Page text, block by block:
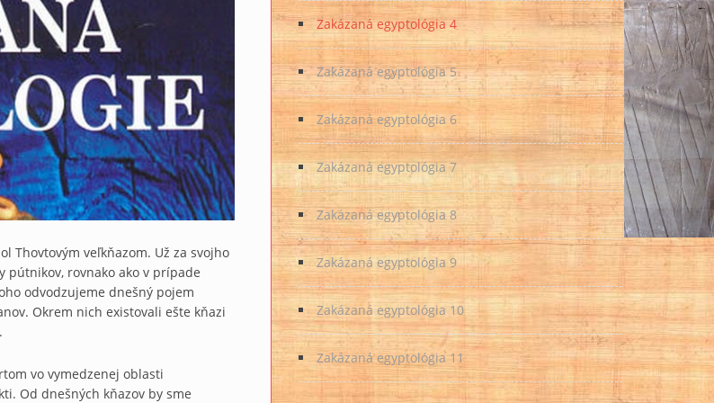
Thovtovým veľkňazom. Už za svojho
rovnako ako v prípade
odvodzujeme dnešný pojem
Okrem nich existovali ešte kňazi
vo vymedzenej oblasti
Od dnešných kňazov by sme
Zakázaná egyptológia 4
Zakázaná egyptológia 5
Zakázaná egyptológia 6
Zakázaná egyptológia 7
Zakázaná egyptológia 8
Zakázaná egyptológia 9
Zakázaná egyptológia 10
Zakázaná egyptológia 11